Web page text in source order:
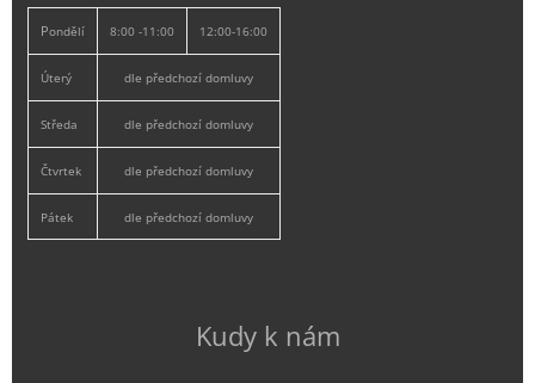
Pondělí 8:00 -11:00 12:00-16:00
Úterý dle předchozí domluvy
Středa dle předchozí domluvy
Čtvrtek dle předchozí domluvy
Pátek dle předchozí domluvy
Kudy k nám